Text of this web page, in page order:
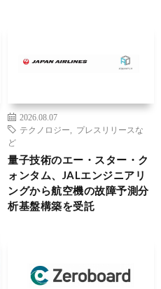
2026.08.07
テクノロジー
プレスリリースな
ど
量子技術のエー・スター・ク
ォンタム、JALエンジニアリ
ングから航空機の故障予測分
析基盤構築を受託